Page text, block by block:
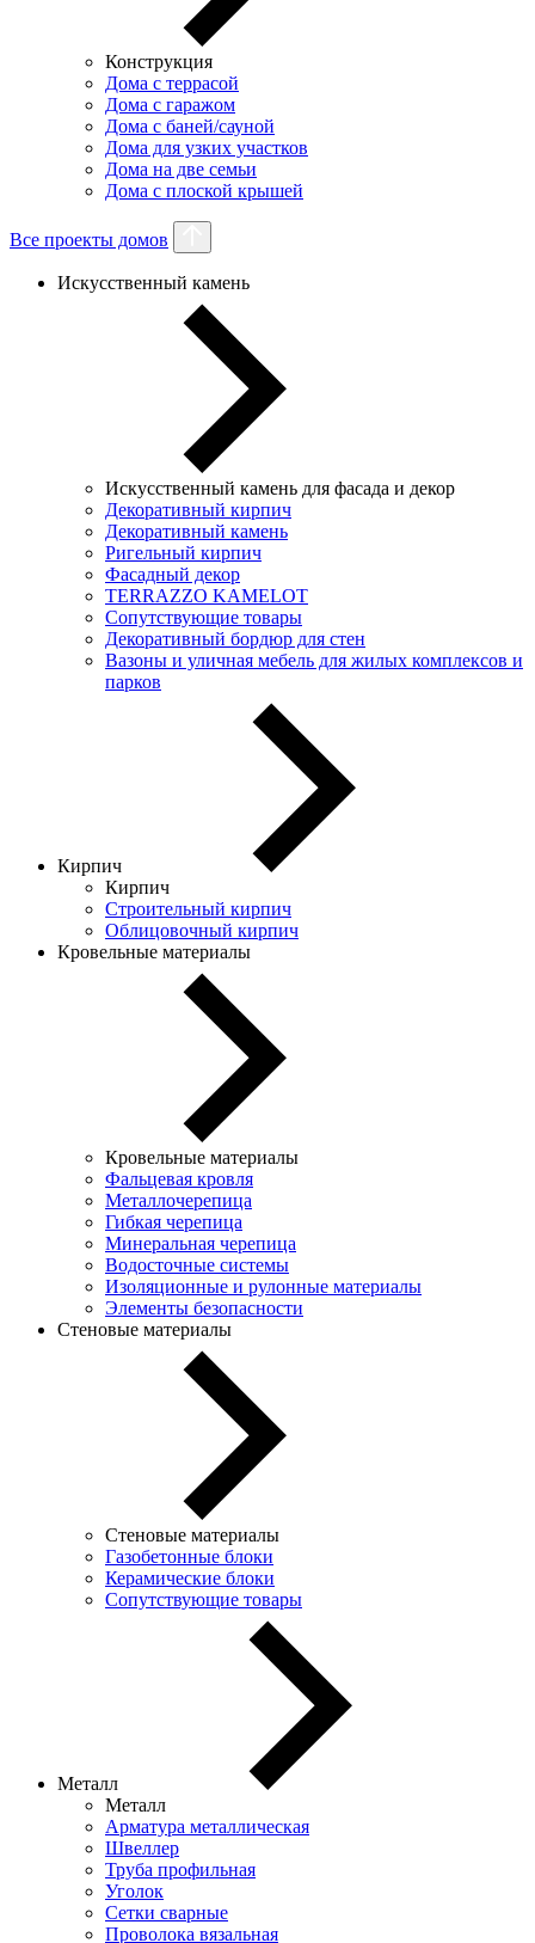
Конструкция
Дома с террасой
Дома с гаражом
Дома с баней/сауной
Дома для узких участков
Дома на две семьи
Дома с плоской крышей
Все проекты домов
Искусственный камень
Искусственный камень для фасада и декор
Декоративный кирпич
Декоративный камень
Ригельный кирпич
Фасадный декор
TERRAZZO KAMELOT
Сопутствующие товары
Декоративный бордюр для стен
Вазоны и уличная мебель для жилых комплексов и
парков
Кирпич
Кирпич
Строительный кирпич
Облицовочный кирпич
Кровельные материалы
Кровельные материалы
Фальцевая кровля
Металлочерепица
Гибкая черепица
Минеральная черепица
Водосточные системы
Изоляционные и рулонные материалы
Элементы безопасности
Стеновые материалы
Стеновые материалы
Газобетонные блоки
Керамические блоки
Сопутствующие товары
Металл
Металл
Арматура металлическая
Швеллер
Труба профильная
Уголок
Сетки сварные
Проволока вязальная